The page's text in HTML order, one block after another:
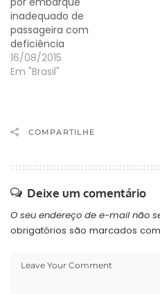
inadequado de
passageira com
deficiência
16/08/2015
Em "Brasil"
COMPARTILHE
Deixe um comentário
O seu endereço de e-mail não
obrigatórios são marcados com